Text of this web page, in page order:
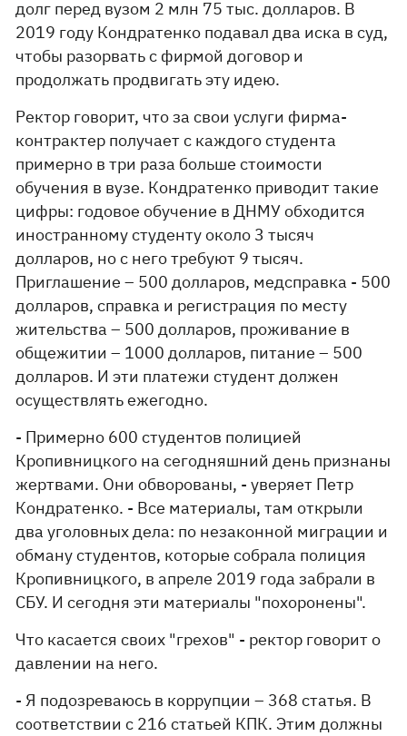
долг перед вузом 2 млн 75 тыс. долларов. В
2019 году Кондратенко подавал два иска в суд,
чтобы разорвать с фирмой договор и
продолжать продвигать эту идею.
Ректор говорит, что за свои услуги фирма-
контрактер получает с каждого студента
примерно в три раза больше стоимости
обучения в вузе. Кондратенко приводит такие
цифры: годовое обучение в ДНМУ обходится
иностранному студенту около 3 тысяч
долларов, но с него требуют 9 тысяч.
Приглашение – 500 долларов, медсправка - 500
долларов, справка и регистрация по месту
жительства – 500 долларов, проживание в
общежитии – 1000 долларов, питание – 500
долларов. И эти платежи студент должен
осуществлять ежегодно.
- Примерно 600 студентов полицией
Кропивницкого на сегодняшний день признаны
жертвами. Они обворованы, - уверяет Петр
Кондратенко. - Все материалы, там открыли
два уголовных дела: по незаконной миграции и
обману студентов, которые собрала полиция
Кропивницкого, в апреле 2019 года забрали в
СБУ. И сегодня эти материалы "похоронены".
Что касается своих "грехов" - ректор говорит о
давлении на него.
- Я подозреваюсь в коррупции – 368 статья. В
соответствии с 216 статьей КПК. Этим должны